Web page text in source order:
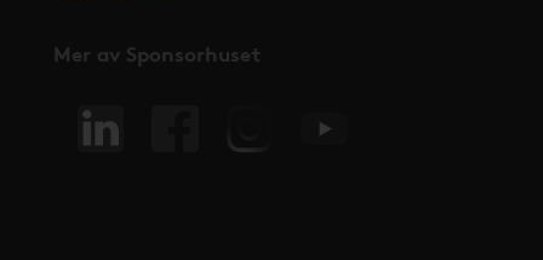
Mer av Sponsorhuset